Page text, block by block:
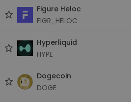
Figure Heloc
FIGR_HELOC
Hyperliquid
HYPE
Dogecoin
DOGE